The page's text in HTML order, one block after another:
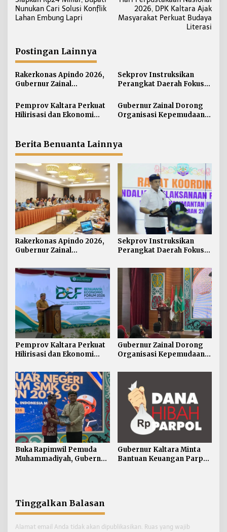
a
v
a
s
i
p
o
s
Nunukan Cari Solusi Konflik
Lahan Embung Lapri
2026, DPK Kaltara Ajak
Masyarakat Perkuat Budaya
Literasi
Postingan Lainnya
Rakerkonas Apindo 2026,
Gubernur Zainal
Strategis Kaltara ke
Perwakilan Negara
Sekprov Instruksikan
Perangkat Daerah Fokus
Pemprov Kaltara Perkuat
Hilirisasi dan Ekonomi
Gubernur Zainal Dorong
Organisasi Kepemudaan
Berita Benuanta Lainnya
Rakerkonas Apindo 2026,
Gubernur Zainal
Strategis Kaltara ke
Perwakilan Negara
Sekprov Instruksikan
Perangkat Daerah Fokus
Pemprov Kaltara Perkuat
Hilirisasi dan Ekonomi
Perang Dagang Global
Gubernur Zainal Dorong
Organisasi Kepemudaan
Pemerintah
Buka Rapimwil Pemuda
Muhammadiyah, Gubernur
Gubernur Kaltara Minta
Bantuan Keuangan Parpol
Tinggalkan Balasan
Alamat email Anda tidak akan dipublikasikan. Ruas yang wajib